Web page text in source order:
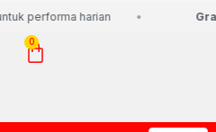
performa harian
0